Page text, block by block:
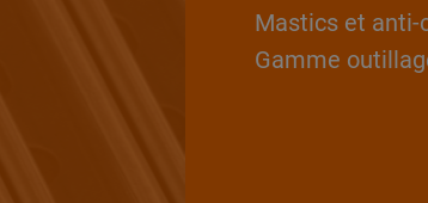
Mastics et anti-
Gamme